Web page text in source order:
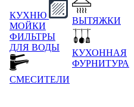
КУХНЮ
МОЙКИ
ФИЛЬТРЫ
ДЛЯ ВОДЫ
СМЕСИТЕЛИ
ВЫТЯЖКИ
КУХОННАЯ
ФУРНИТУРА